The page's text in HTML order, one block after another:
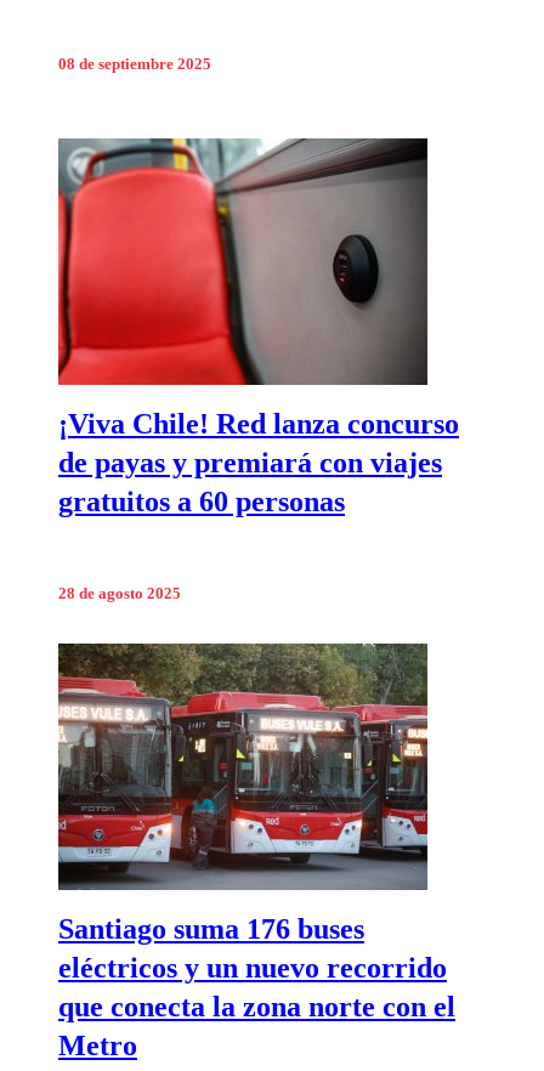
08 de septiembre 2025
¡Viva Chile! Red lanza concurso
de payas y premiará con viajes
gratuitos a 60 personas
28 de agosto 2025
Santiago suma 176 buses
eléctricos y un nuevo recorrido
que conecta la zona norte con el
Metro